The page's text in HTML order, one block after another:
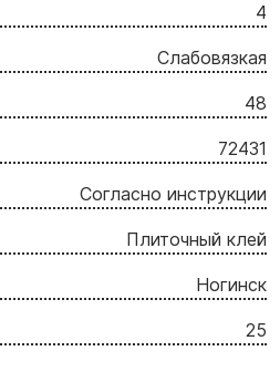
4
Слабовязкая
48
72431
Согласно инструкции
Плиточный клей
Ногинск
25